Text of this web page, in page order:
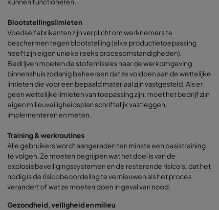
Blootstellingslimieten
Voedselfabrikanten zijn verplicht om werknemers te
beschermen tegen blootstelling (elke productietoepassing
heeft zijn eigen unieke reeks procesomstandigheden).
Bedrijven moeten de stofemissies naar de werkomgeving
binnenshuis zodanig beheersen dat ze voldoen aan de wettelijke
limieten die voor een bepaald materiaal zijn vastgesteld. Als er
geen wettelijke limieten van toepassing zijn, moet het bedrijf zijn
eigen milieuveiligheidsplan schriftelijk vastleggen,
implementeren en meten.
Training & werkroutines
Alle gebruikers wordt aangeraden ten minste een basistraining
te volgen. Ze moeten begrijpen wat het doel is van de
explosiebeveiligingssystemen en de resterende risico's, dat het
nodig is de risicobeoordeling te vernieuwen als het proces
verandert of wat ze moeten doen in geval van nood.
Gezondheid, veiligheid en milieu